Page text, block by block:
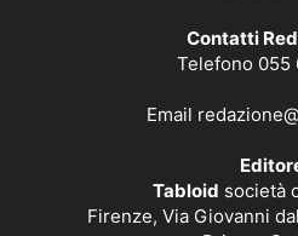
Contatti
Telefono 055
Email
Tabloid società
Firenze, Via Giovanni